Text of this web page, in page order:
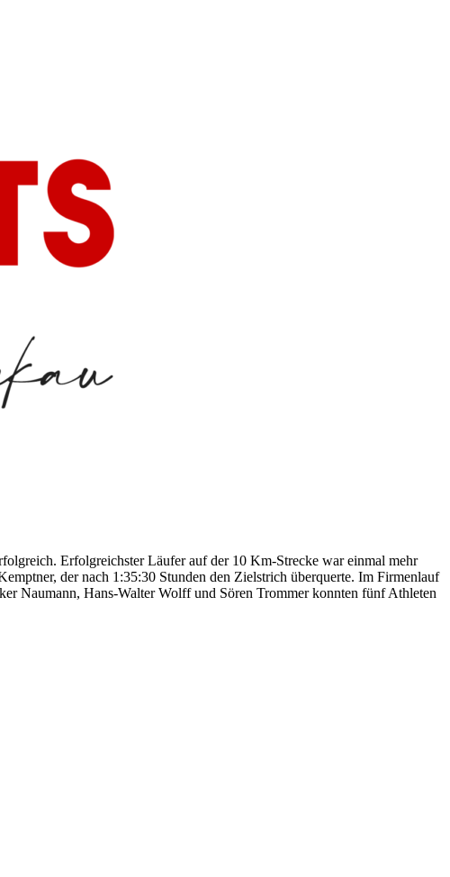
Erfolgreichster Läufer auf der 10 Km-Strecke war einmal mehr
der nach 1:35:30 Stunden den Zielstrich überquerte. Im Firmenlauf
Naumann, Hans-Walter Wolff und Sören Trommer konnten fünf Athleten